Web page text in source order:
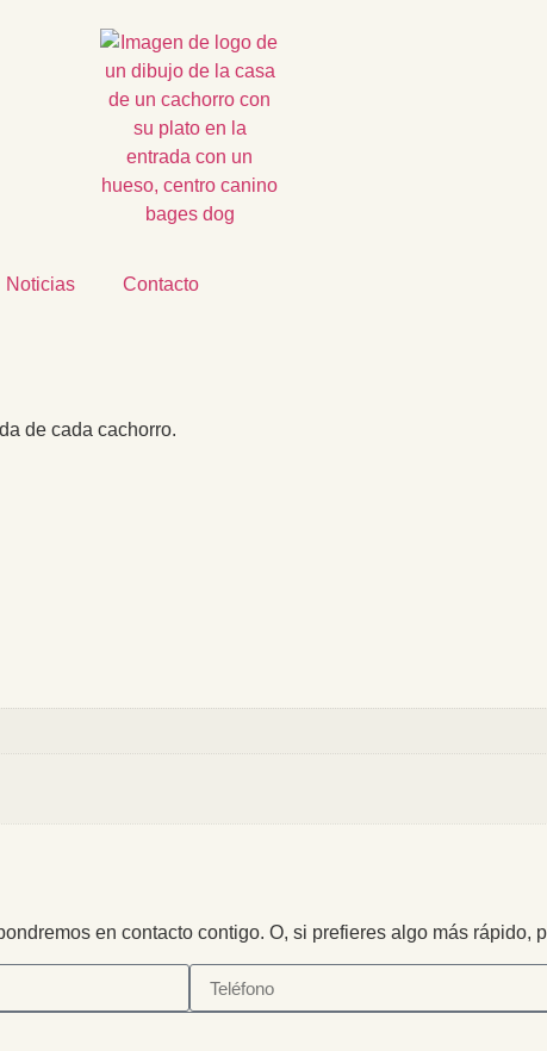
Noticias Contacto
de cada cachorro.
en contacto contigo. O, si prefieres algo más